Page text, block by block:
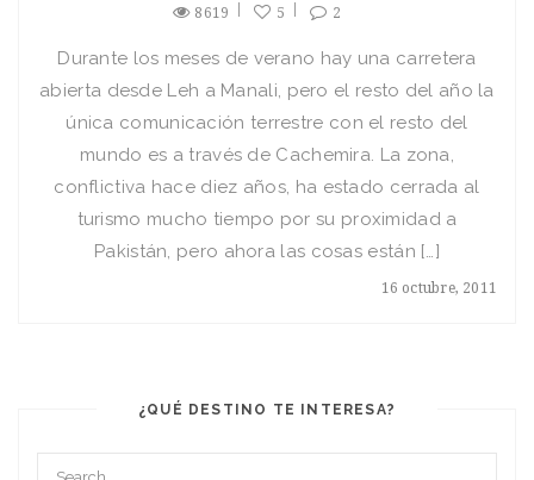
8619 5 2
16 octubre, 2011
Durante los meses de verano hay una carretera
abierta desde Leh a Manali, pero el resto del año la
única comunicación terrestre con el resto del
mundo es a través de Cachemira. La zona,
conflictiva hace diez años, ha estado cerrada al
turismo mucho tiempo por su proximidad a
Pakistán, pero ahora las cosas están […]
¿QUÉ DESTINO TE INTERESA?